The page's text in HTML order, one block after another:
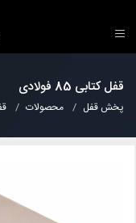
قفل کتابی 85 فولادی
پخش قفل محصولات